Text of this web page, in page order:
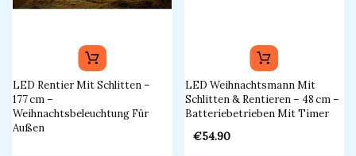
LED Rentier Mit Schlitten –
177 Cm –
Weihnachtsbeleuchtung Für
Außen​
LED Weihnachtsmann Mit
Schlitten & Rentieren – 48 Cm –
Batteriebetrieben Mit Timer​
€54.90